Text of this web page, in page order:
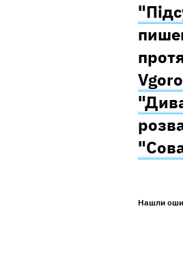
Нашли